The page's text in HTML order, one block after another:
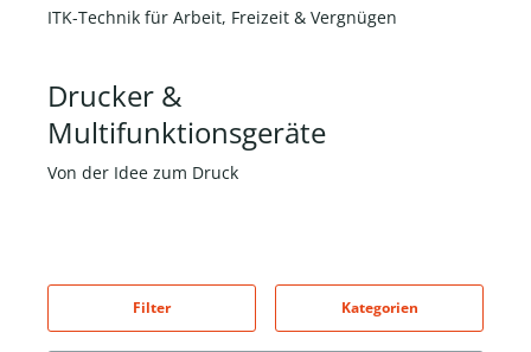
ITK-Technik für Arbeit, Freizeit & Vergnügen
Drucker &
Multifunktionsgeräte
Von der Idee zum Druck
Filter Kategorien